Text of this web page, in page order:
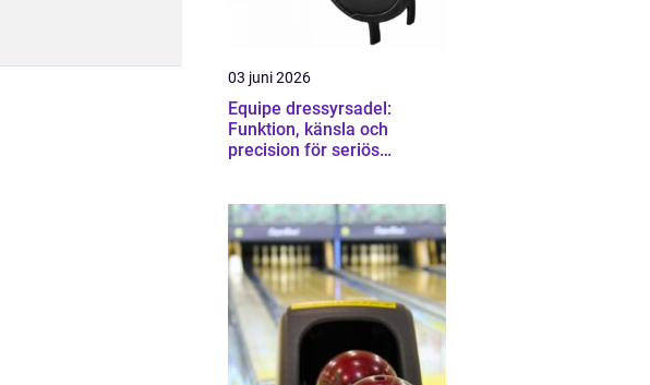
03 juni 2026
Equipe dressyrsadel:
Funktion, känsla och
precision för seriös